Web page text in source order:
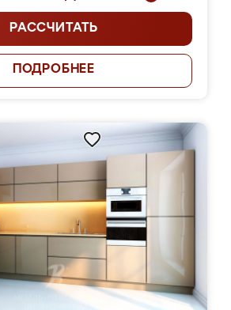
РАССЧИТАТЬ
ПОДРОБНЕЕ